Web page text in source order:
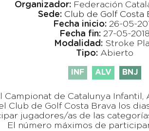
Organizador: Federación
Sede: Club de Golf Costa
Fecha inicio: 26-05-
Fecha fin: 27-05-2018
Modalidad: Stroke
Tipo: Abierto
INF ALV BNJ
Campionat de Catalunya
Club de Golf Costa Brava los
jugadores/as de las
El número máximos de